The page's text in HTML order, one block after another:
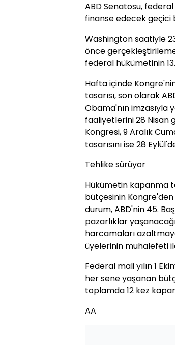
ABD Senatosu,
finanse edecek geçici
Washington saatiyle
önce
federal hükümetinin
Hafta içinde
tasarısı, son olarak
Obama'nın
faaliyetlerini 28 Nisan
Kongresi, 9 Aralık
tasarısını ise 28
Tehlike sürüyor
Hükümetin kapanma
bütçesinin
durum, ABD'nin 45.
pazarlıklar
harcamaları
üyelerinin muhalefeti
Federal mali yılın 1
her sene yaşanan
toplamda 12 kez
AA